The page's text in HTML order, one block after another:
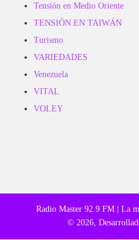
Tensión en Medio Oriente
TENSIÓN EN TAIWÁN
Turismo
VARIEDADES
Venezuela
VITAL
VOLEY
Radio Master 92.9 FM | La
© 2026,